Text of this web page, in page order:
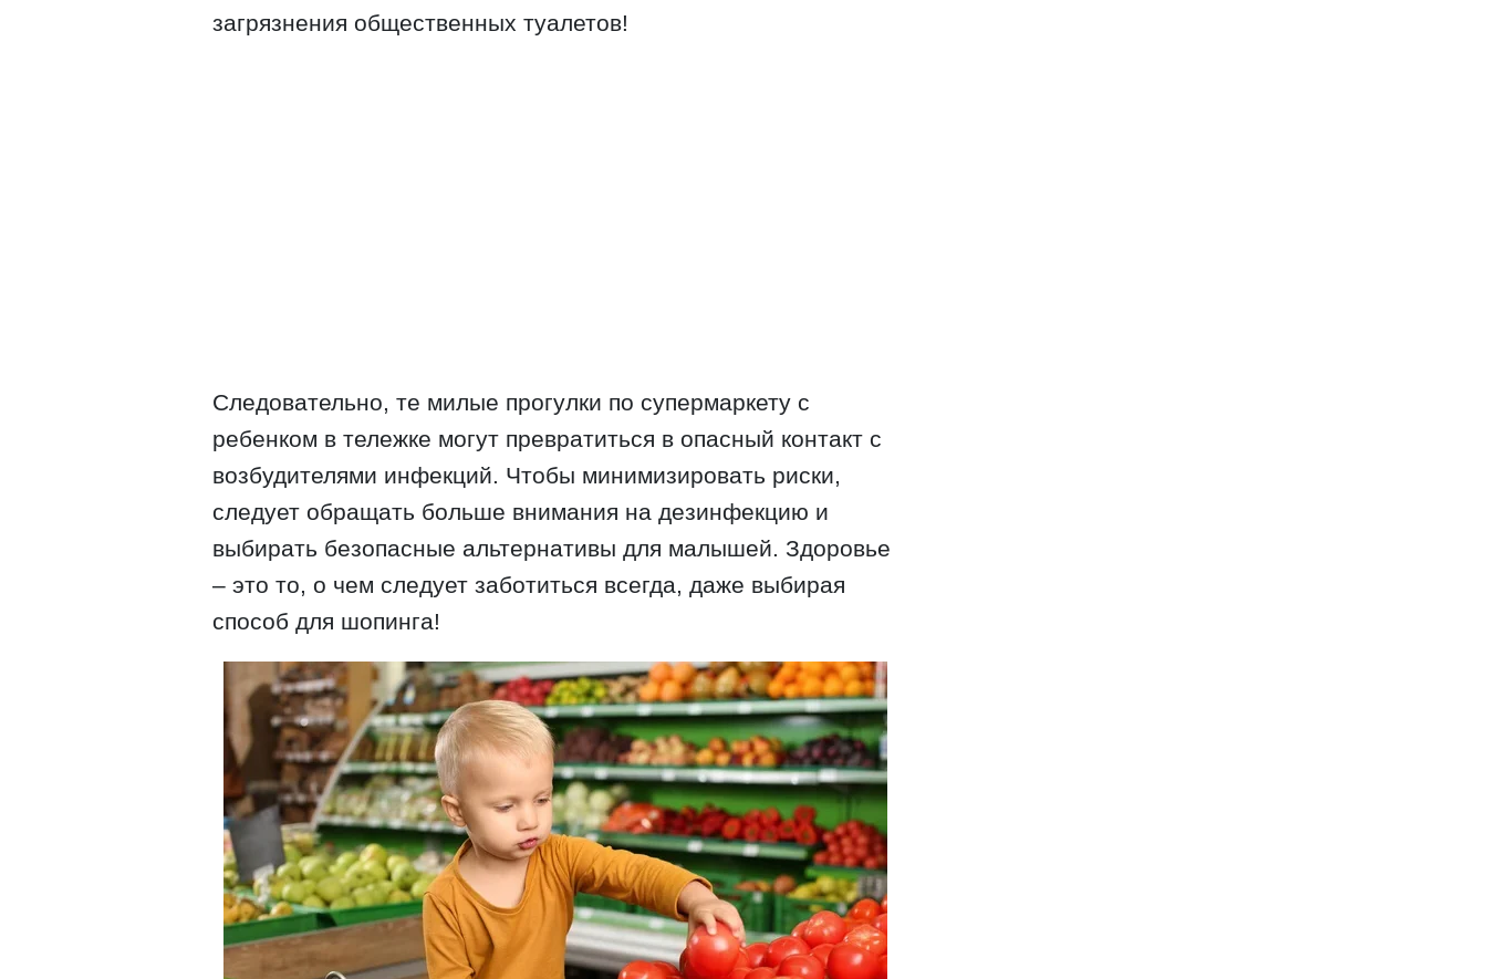
загрязнения общественных туалетов!
Следовательно, те милые прогулки по супермаркету с
ребенком в тележке могут превратиться в опасный контакт с
возбудителями инфекций. Чтобы минимизировать риски,
следует обращать больше внимания на дезинфекцию и
выбирать безопасные альтернативы для малышей. Здоровье
– это то, о чем следует заботиться всегда, даже выбирая
способ для шопинга!